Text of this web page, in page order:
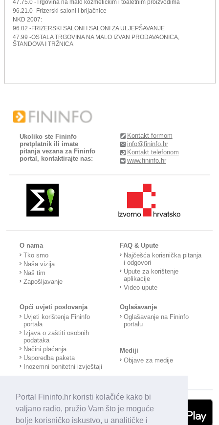
Portal Fininfo.hr koristi kolačiće kako bi
valjano radio, pružio Vam što je moguće
bolje korisničko iskustvo, u analitičke i
47.75.0 -Trgovina na malo kozmetičkim i toaletnim proizvodima
96.21.0 -Frizerski saloni i brijačnice
NKD 2007:
96.02 -FRIZERSKI SALONI I SALONI ZA ULJEPŠAVANJE
47.99 -OSTALA TRGOVINA NA MALO IZVAN PRODAVAONICA,
ŠTANDOVA I TRŽNICA
Ukoliko ste Fininfo
pretplatnik ili imate
pitanja vezana za Fininfo
portal, kontaktirajte nas:
Kontakt formom
info@fininfo.hr
Kontakt telefonom
www.fininfo.hr
O nama
Tko smo
Naša vizija
Naš tim
Zapošljavanje
FAQ & Upute
Najčešća korisnička pitanja
i odgovori
Upute za korištenje
aplikacije
Video upute
Opći uvjeti poslovanja
Uvjeti korištenja Fininfo
portala
Izjava o zaštiti osobnih
podataka
Načini plaćanja
Usporedba paketa
Inozemni bonitetni izvještaji
Oglašavanje
Oglašavanje na Fininfo
portalu
Mediji
Objave za medije